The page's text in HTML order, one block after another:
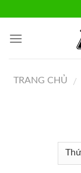
content
TRANG CHỦ /